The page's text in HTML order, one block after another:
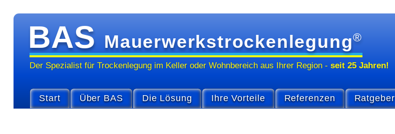
BASMauerwerkstrockenlegung®
Der Spezialist für Trocken­legung im Keller oder Wohn­bereichaus Ihrer Region-seit 25 Jahren!
Start Über BAS Die Lösung Ihre Vorteile Referenzen Ratgeber